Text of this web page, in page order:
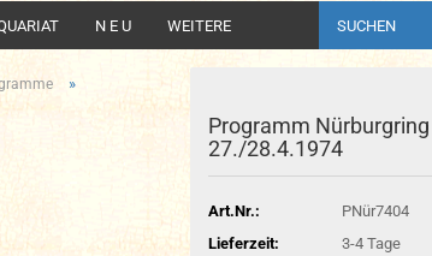
N E U SUCHEN
WEITERE
»
Programm Nürburgring
27./28.4.1974
Art.Nr.:
PNür7404
Lieferzeit:
3-4 Tage